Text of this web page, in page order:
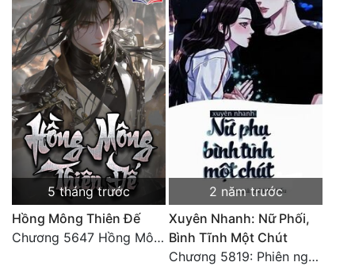
Võ Hiệp
Võng Du
Xuyên Không
Xuyên Nhanh
Xuyên Sách
Xuyên Thư
Điền Văn
Đô Thị
5 tháng trước
Hồng Mông Thiên Đế
Chương 5647 Hồng Mông Thiên Đế (HẾT)
2 năm trước
Xuyên Nhanh: Nữ Phối,
Bình Tĩnh Một Chút
Chương 5819: Phiên ngoại: Trở lại STARS [HẾT]